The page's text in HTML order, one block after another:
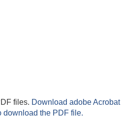
files. Download adobe Acrobat
download the PDF file.